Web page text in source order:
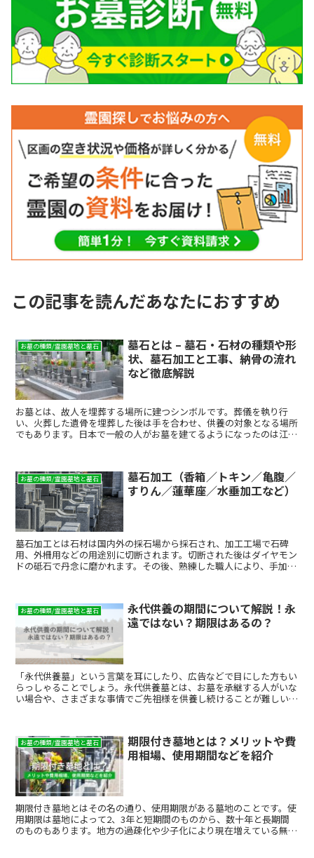
この記事を読んだあなたにおすすめ
お墓の種類/霊園墓地と墓石
墓石とは – 墓石・石材の種類や形
状、墓石加工と工事、納骨の流れ
など徹底解説
お墓とは、故人を埋葬する場所に建つシンボルです。葬儀を執り行
い、火葬した遺骨を埋葬した後は手を合わせ、供養の対象となる場所
でもあります。日本で一般の人がお墓を建てるようになったのは江戸
お墓の種類/霊園墓地と墓石
墓石加工（香箱／トキン／亀腹／
すりん／蓮華座／水垂加工など）
墓石加工とは石材は国内外の採石場から採石され、加工工場で石碑
用、外柵用などの用途別に切断されます。切断された後はダイヤモン
ドの砥石で丹念に磨かれます。その後、熟練した職人により、手加工
お墓の種類/霊園墓地と墓石
永代供養の期間について解説！永
遠ではない？期限はあるの？
「永代供養墓」という言葉を耳にしたり、広告などで目にした方もい
らっしゃることでしょう。永代供養墓とは、お墓を承継する人がいな
い場合や、さまざまな事情でご先祖様を供養し続けることが難しい場
お墓の種類/霊園墓地と墓石
期限付き墓地とは？メリットや費
用相場、使用期間などを紹介
期限付き墓地とはその名の通り、使用期限がある墓地のことです。使
用期限は墓地によって2、3年と短期間のものから、数十年と長期間
のものもあります。地方の過疎化や少子化により現在増えている無縁